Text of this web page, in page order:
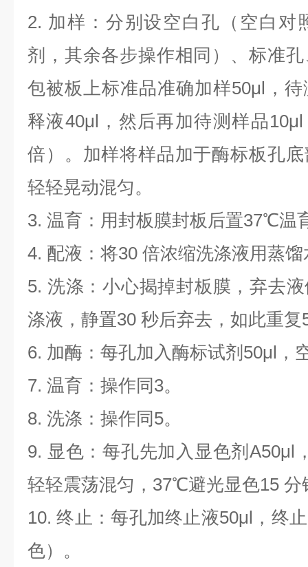
2. 加样：分别设空白孔（空白对
剂，其余各步操作相同）、标准
包被板上标准品准确加样50μl ，
释液40μl ，然后再加待测样品10μl
倍）。加样将样品加于酶标板孔
轻轻晃动混匀。
3. 温育：用封板膜封板后置37℃温
4. 配液：将30 倍浓缩洗涤液用蒸馏
5. 洗涤：小心揭掉封板膜，弃去
涤液，静置30 秒后弃去，如此重复
6. 加酶：每孔加入酶标试剂 50μl ，
7. 温育：操作同3。
8. 洗涤：操作同5。
9. 显色：每孔先加入显色剂A50μl
轻轻震荡混匀， 37℃避光显色15 分
10.终止：每孔加终止液50μl ，终
色）。